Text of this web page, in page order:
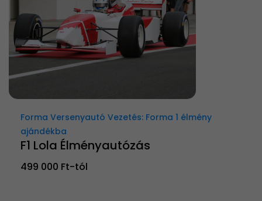
Forma Versenyautó Vezetés: Forma 1 élmény
ajándékba
F1 Lola Élményautózás
499 000 Ft-tól